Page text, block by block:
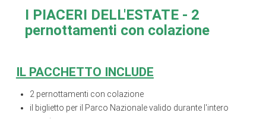
I PIACERI DELL'ESTATE - 2
pernottamenti con colazione
IL PACCHETTO INCLUDE
2 pernottamenti con colazione
il biglietto per il Parco Nazionale valido durante l'intero